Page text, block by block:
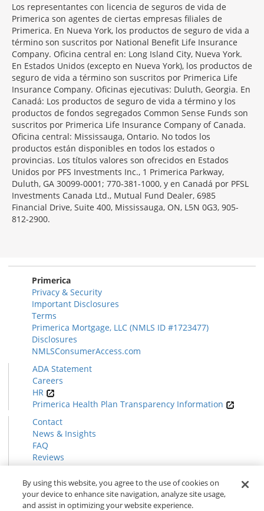
Los representantes con licencia de seguros de vida de
Primerica son agentes de ciertas empresas filiales de
Primerica. En Nueva York, los productos de seguro de vida a
término son suscritos por National Benefit Life Insurance
Company. Oficina central en: Long Island City, Nueva York.
En Estados Unidos (excepto en Nueva York), los productos de
seguro de vida a término son suscritos por Primerica Life
Insurance Company. Oficinas ejecutivas: Duluth, Georgia. En
Canadá: Los productos de seguro de vida a término y los
productos de fondos segregados Common Sense Funds son
suscritos por Primerica Life Insurance Company of Canada.
Oficina central: Mississauga, Ontario. No todos los
productos están disponibles en todos los estados o
provincias. Los títulos valores son ofrecidos en Estados
Unidos por PFS Investments Inc., 1 Primerica Parkway,
Duluth, GA 30099-0001; 770-381-1000, y en Canadá por PFSL
Investments Canada Ltd., Mutual Fund Dealer, 6985
Financial Drive, Suite 400, Mississauga, ON, L5N 0G3, 905-
812-2900.
Primerica
Privacy & Security
Important Disclosures
Terms
Primerica Mortgage, LLC (NMLS ID #1723477)
Disclosures
NMLSConsumerAccess.com
ADA Statement
Careers
HR
Primerica Health Plan Transparency Information
Contact
News & Insights
FAQ
Reviews
Find a Rep
Form CRS
By using this website, you agree to the use of cookies on
your device to enhance site navigation, analyze site usage,
and assist in optimizing your website experience.